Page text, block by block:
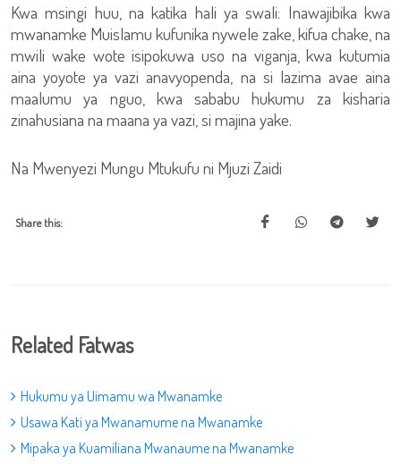
Kwa msingi huu, na katika hali ya swali: Inawajibika kwa
mwanamke Muislamu kufunika nywele zake, kifua chake, na
mwili wake wote isipokuwa uso na viganja, kwa kutumia
aina yoyote ya vazi anavyopenda, na si lazima avae aina
maalumu ya nguo, kwa sababu hukumu za kisharia
zinahusiana na maana ya vazi, si majina yake.
Na Mwenyezi Mungu Mtukufu ni Mjuzi Zaidi
Share this:
Related Fatwas
Hukumu ya Uimamu wa Mwanamke
Usawa Kati ya Mwanamume na Mwanamke
Mipaka ya Kuamiliana Mwanaume na Mwanamke